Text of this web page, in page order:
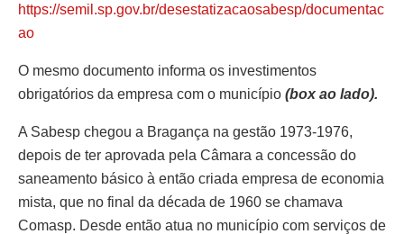
https://semil.sp.gov.br/desestatizacaosabesp/documentac
ao
O mesmo documento informa os investimentos
obrigatórios da empresa com o município (box ao lado).
A Sabesp chegou a Bragança na gestão 1973-1976,
depois de ter aprovada pela Câmara a concessão do
saneamento básico à então criada empresa de economia
mista, que no final da década de 1960 se chamava
Comasp. Desde então atua no município com serviços de